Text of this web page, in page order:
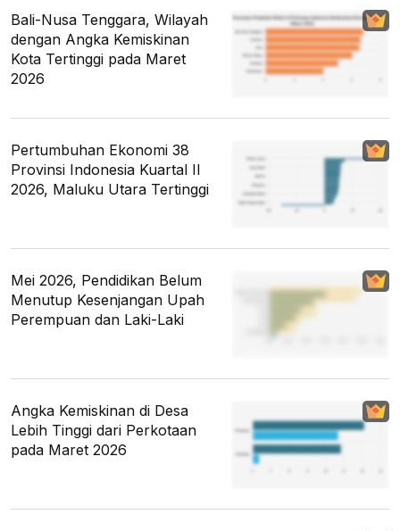
Bali-Nusa Tenggara, Wilayah
dengan Angka Kemiskinan
Kota Tertinggi pada Maret
2026
Pertumbuhan Ekonomi 38
Provinsi Indonesia Kuartal II
2026, Maluku Utara Tertinggi
Mei 2026, Pendidikan Belum
Menutup Kesenjangan Upah
Perempuan dan Laki-Laki
Angka Kemiskinan di Desa
Lebih Tinggi dari Perkotaan
pada Maret 2026